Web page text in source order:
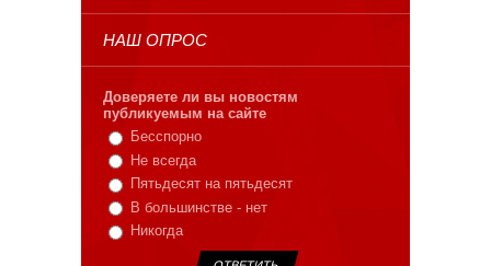
НАШ ОПРОС
Доверяете ли вы новостям
публикуемым на сайте
Бесспорно
Не всегда
Пятьдесят на пятьдесят
В большинстве - нет
Никогда